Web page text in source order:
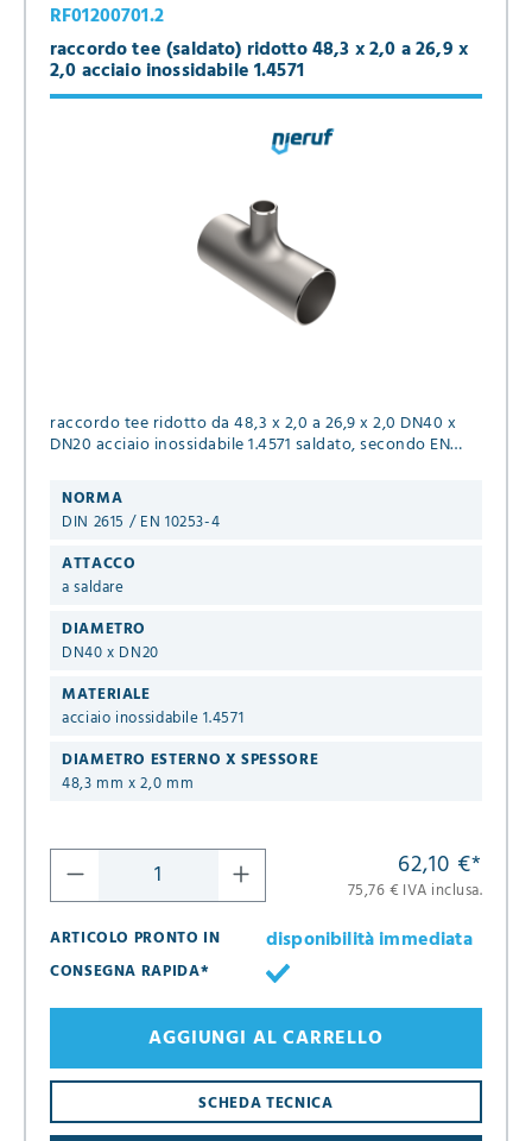
raccordo tee (saldato) ridotto 48,3 x 2,0 a 26,9 x
2,0 acciaio inossidabile 1.4571
RF01200701.2
raccordo tee ridotto da 48,3 x 2,0 a 26,9 x 2,0 DN40 x
DN20 acciaio inossidabile 1.4571 saldato, secondo EN
NORMA
DIN 2615 / EN 10253-4
ATTACCO
a saldare
DIAMETRO
DN40 x DN20
MATERIALE
acciaio inossidabile 1.4571
DIAMETRO ESTERNO X SPESSORE
48,3 mm x 2,0 mm
62,10 €*
75,76 € IVA inclusa.
ARTICOLO PRONTO IN
disponibilità immediata
CONSEGNA RAPIDA*
SCHEDA TECNICA
AGGIUNGI AL CARRELLO